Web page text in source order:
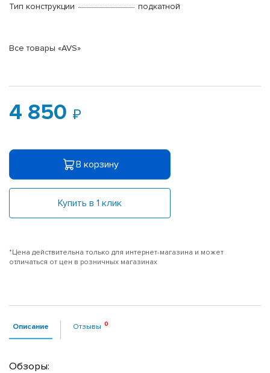
Тип конструкции
подкатной
Все товары «AVS»
4 850
В корзину
Купить в 1 клик
*Цена действительна только для интернет-магазина и может
отличаться от цен в розничных магазинах
Описание Отзывы
Обзоры: